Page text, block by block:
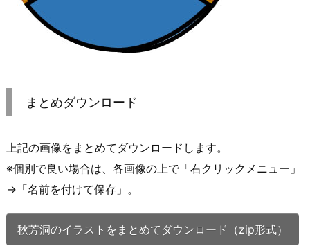
まとめダウンロード
上記の画像をまとめてダウンロードします。
※個別で良い場合は、各画像の上で「右クリックメニュー」
→「名前を付けて保存」。
秋芳洞のイラストをまとめてダウンロード（zip形式）